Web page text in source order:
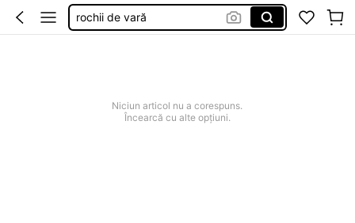
rochii de vară
rochii elegante de nunta
Niciun articol nu a corespuns.
Încearcă cu alte opțiuni.